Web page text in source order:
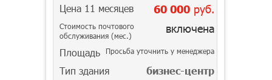
Цена 11 месяцев 60 000руб.
Стоимость почтового
обслуживания (мес.)
включена
Площадь Просьба уточнить у менеджера
Тип здания бизнес-центр